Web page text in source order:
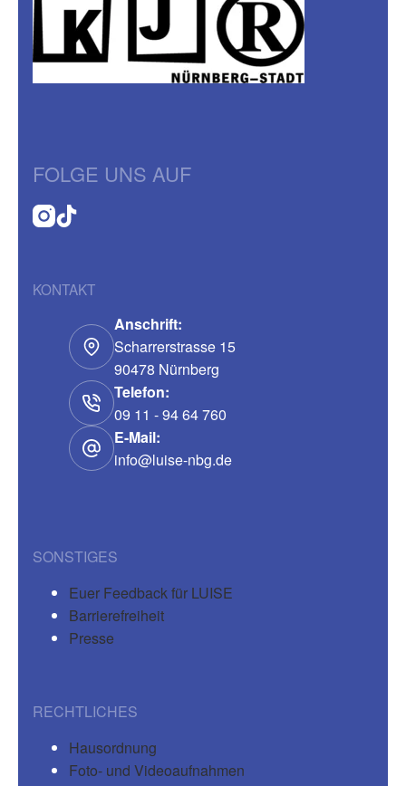
FOLGE UNS AUF
KONTAKT
Anschrift:
Scharrerstrasse 15
90478 Nürnberg
Telefon:
09 11 - 94 64 760
E-Mail:
info@luise-nbg.de
SONSTIGES
Euer Feedback für LUISE
Barrierefreiheit
Presse
RECHTLICHES
Hausordnung
Foto- und Videoaufnahmen